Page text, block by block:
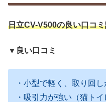
日立CV-V500の良い口コ
▼良い口コミ
・小型で軽く、取り回
・吸引力が強い（猫トイ